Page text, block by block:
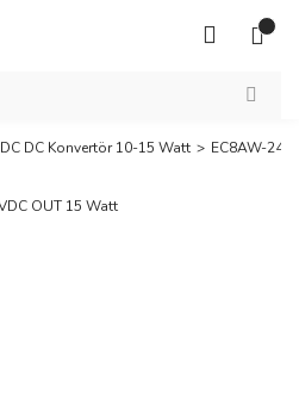
DC DC Konvertör 10-15 Watt EC8AW-